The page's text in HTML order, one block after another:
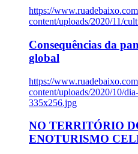
https://
content/uploads/2020/11/
Consequências da
global
https://
content/uploads/2020/10/
335x256.jpg
NO TERRITÓRIO
ENOTURISMO